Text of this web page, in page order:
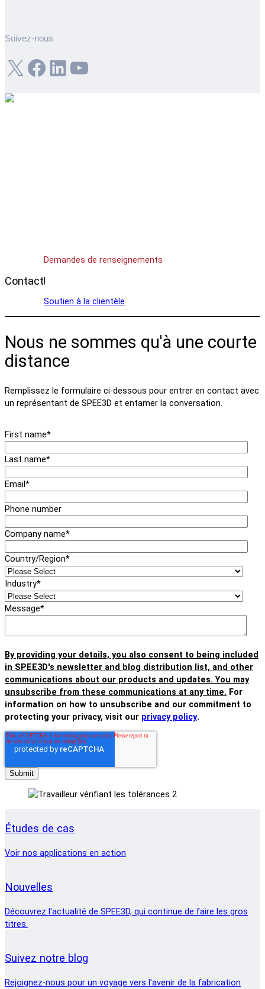
Suivez-nous
X Facebook LinkedIn YouTube
Contact
Demandes de renseignements
Soutien à la clientèle
Nous ne sommes qu'à une courte
distance
Remplissez le formulaire ci-dessous pour entrer en contact avec
un représentant de SPEE3D et entamer la conversation.
First name*
Last name*
Email *
Phone number
Company name*
Country/Region*
Industry*
Message*
By providing your details, you also consent to being included
in SPEE3D's newsletter and blog distribution list, and other
communications about our products and updates. You may
unsubscribe from these communications at any time. For
information on how to unsubscribe and our commitment to
protecting your privacy, visit our privacy policy.
Études de cas
Voir nos applications en action
Nouvelles
Découvrez l'actualité de SPEE3D, qui continue de faire les gros
titres.
Suivez notre blog
Rejoignez-nous pour un voyage vers l'avenir de la fabrication